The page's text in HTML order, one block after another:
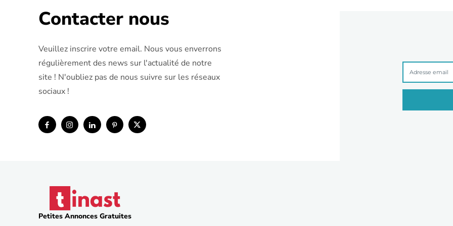
Contacter nous
Veuillez inscrire votre email. Nous vous enverrons
régulièrement des news sur l'actualité de notre
site ! N'oubliez pas de nous suivre sur les réseaux
sociaux !
Petites Annonces Gratuites